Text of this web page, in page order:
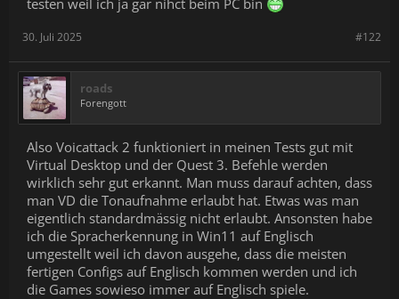
testen weil ich ja gar nihct beim PC bin
#122
30. Juli 2025
roads
Forengott
Also Voicattack 2 funktioniert in meinen Tests gut mit
Virtual Desktop und der Quest 3. Befehle werden
wirklich sehr gut erkannt. Man muss darauf achten, dass
man VD die Tonaufnahme erlaubt hat. Etwas was man
eigentlich standardmässig nicht erlaubt. Ansonsten habe
ich die Spracherkennung in Win11 auf Englisch
umgestellt weil ich davon ausgehe, dass die meisten
fertigen Configs auf Englisch kommen werden und ich
die Games sowieso immer auf Englisch spiele.